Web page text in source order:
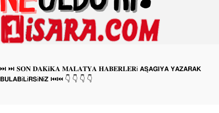
⏭ ⏭ 𝐒𝐎𝐍 𝐃𝐀𝐊𝐢𝐊𝐀 𝐌𝐀𝐋𝐀𝐓𝐘𝐀 𝐇𝐀𝐁𝐄𝐑𝐋𝐄𝐑i 𝗔𝗦̧𝗔𝗚̆𝗜𝗬𝗔 𝗬𝗔𝗭𝗔𝗥𝗔𝗞
𝗕𝗨𝗟𝗔𝗕i𝗟i𝗥𝗦i𝗡i𝗭 ⏮⏮ 👇 👇 👇 👇